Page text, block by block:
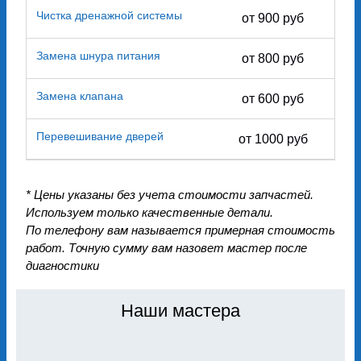
Чистка дренажной системы от 900 руб
Замена шнура питания от 800 руб
Замена клапана от 600 руб
Перевешивание дверей от 1000 руб
* Цены указаны без учета стоимости запчастей.
Используем только качественные детали.
По телефону вам называется примерная стоимость
работ. Точную сумму вам назовет мастер после
диагностики
Наши мастера